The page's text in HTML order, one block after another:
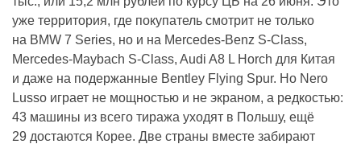
уже территория, где покупатель смотрит не только
на BMW 7 Series, но и на Mercedes-Benz S-Class,
Mercedes-Maybach S-Class, Audi A8 L Horch для Китая
и даже на подержанные Bentley Flying Spur. Но Nero
Lusso играет не мощностью и не экраном, а редкостью:
43 машины из всего тиража уходят в Польшу, ещё
29 достаются Корее. Две страны вместе забирают